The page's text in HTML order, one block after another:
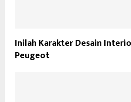
Inilah Karakter Desain
Peugeot